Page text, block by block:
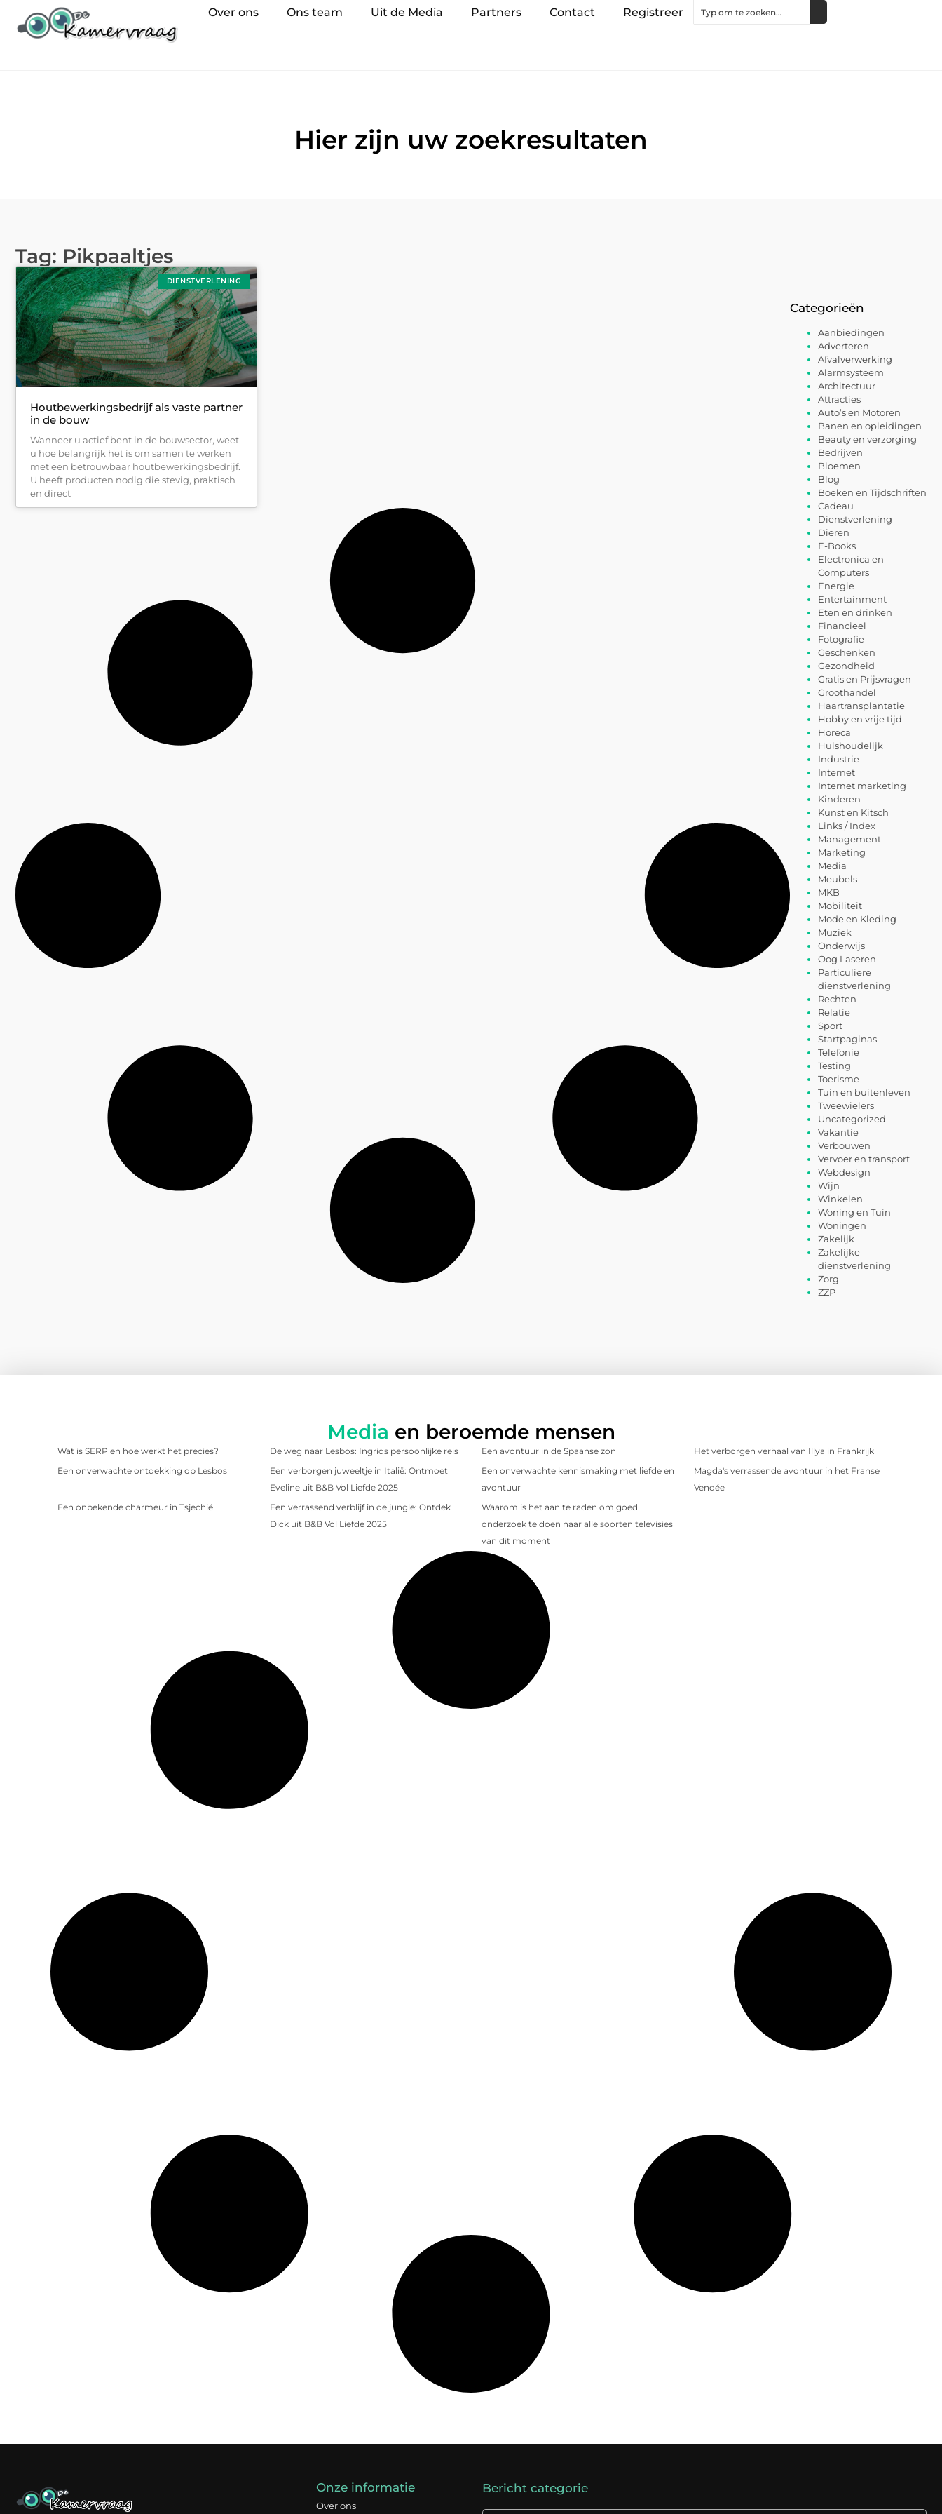
Over ons Ons team Uit de Media Partners Contact Registreer
Hier zijn uw zoekresultaten
Tag: Pikpaaltjes
DIENSTVERLENING
Houtbewerkingsbedrijf als vaste partner
in de bouw
Wanneer u actief bent in de bouwsector, weet
u hoe belangrijk het is om samen te werken
met een betrouwbaar houtbewerkingsbedrijf.
U heeft producten nodig die stevig, praktisch
en direct
Categorieën
Aanbiedingen
Adverteren
Afvalverwerking
Alarmsysteem
Architectuur
Attracties
Auto’s en Motoren
Banen en opleidingen
Beauty en verzorging
Bedrijven
Bloemen
Blog
Boeken en Tijdschriften
Cadeau
Dienstverlening
Dieren
E-Books
Electronica en
Computers
Energie
Entertainment
Eten en drinken
Financieel
Fotografie
Geschenken
Gezondheid
Gratis en Prijsvragen
Groothandel
Haartransplantatie
Hobby en vrije tijd
Horeca
Huishoudelijk
Industrie
Internet
Internet marketing
Kinderen
Kunst en Kitsch
Links / Index
Management
Marketing
Media
Meubels
MKB
Mobiliteit
Mode en Kleding
Muziek
Onderwijs
Oog Laseren
Particuliere
dienstverlening
Rechten
Relatie
Sport
Startpaginas
Telefonie
Testing
Toerisme
Tuin en buitenleven
Tweewielers
Uncategorized
Vakantie
Verbouwen
Vervoer en transport
Webdesign
Wijn
Winkelen
Woning en Tuin
Woningen
Zakelijk
Zakelijke
dienstverlening
Zorg
ZZP
Media en beroemde mensen
Wat is SERP en hoe werkt het precies? De weg naar Lesbos: Ingrids persoonlijke reis Een avontuur in de Spaanse zon
Het verborgen verhaal van Illya in Frankrijk
Een onverwachte ontdekking op Lesbos
Een verborgen juweeltje in Italië: Ontmoet
Eveline uit B&B Vol Liefde 2025
Een onverwachte kennismaking met liefde en
avontuur
Magda's verrassende avontuur in het Franse
Vendée
Een onbekende charmeur in Tsjechië
Een verrassend verblijf in de jungle: Ontdek
Dick uit B&B Vol Liefde 2025
Waarom is het aan te raden om goed
onderzoek te doen naar alle soorten televisies
van dit moment
Onze informatie
Over ons
Bericht categorie